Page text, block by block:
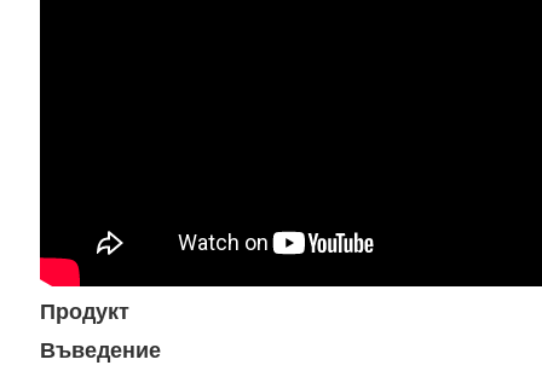
Продукт
Въведение